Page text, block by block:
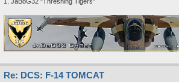
Re: DCS: F-14 TOMCAT